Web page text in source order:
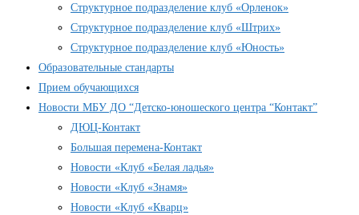
Структурное подразделение клуб «Орленок»
Структурное подразделение клуб «Штрих»
Структурное подразделение клуб «Юность»
Образовательные стандарты
Прием обучающихся
Новости МБУ ДО “Детско-юношеского центра “Контакт”
ДЮЦ-Контакт
Большая перемена-Контакт
Новости «Клуб «Белая ладья»
Новости «Клуб «Знамя»
Новости «Клуб «Кварц»